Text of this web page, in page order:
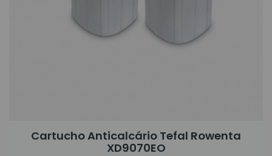
Cartucho Anticalcário Tefal Rowenta
XD9070EO